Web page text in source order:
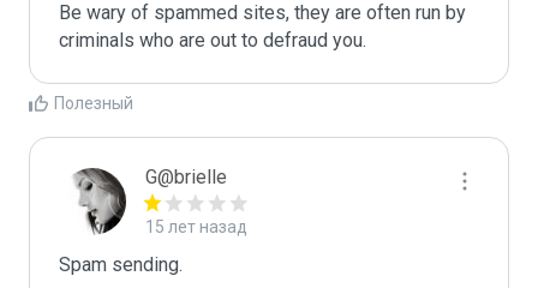
Be wary of spammed sites, they are often run by
criminals who are out to defraud you.
Полезный
G@brielle
15 лет назад
Spam sending.